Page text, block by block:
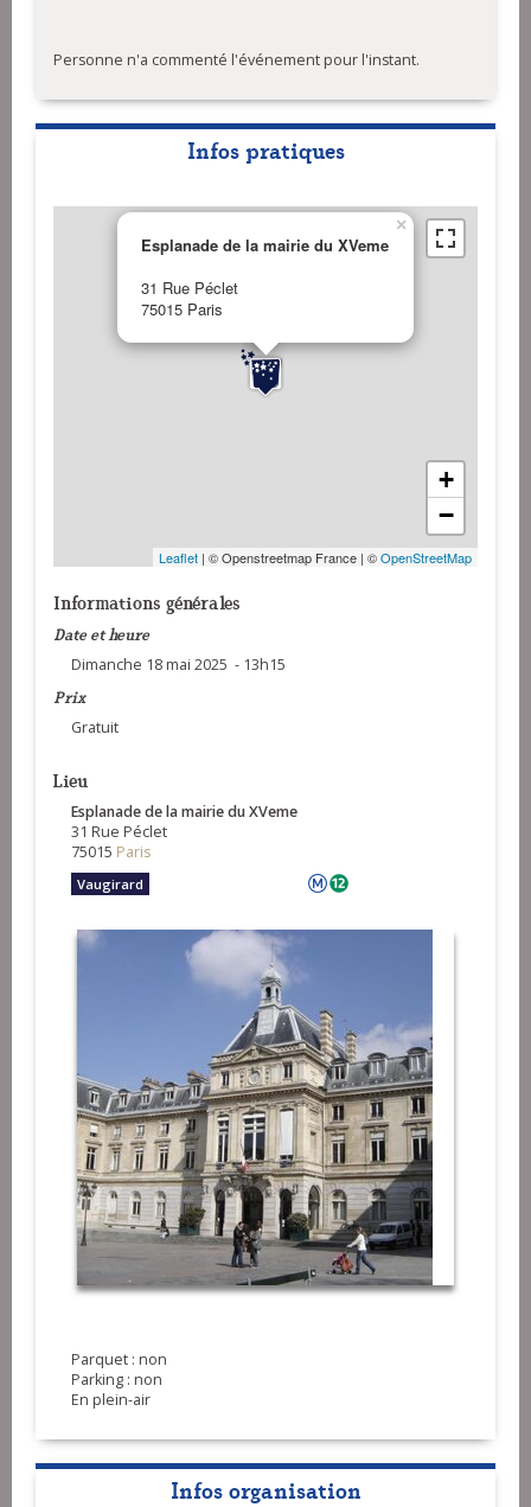
Personne n'a commenté l'événement pour l'instant.
Infos pratiques
Esplanade de la mairie du XVeme
31 Rue Péclet
75015 Paris
×
+
−
Leaflet | © Openstreetmap France | ©OpenStreetMap
Informations générales
Date et heure
Dimanche 18 mai 2025 - 13h15
Prix
Gratuit
Lieu
Esplanade de la mairie du XVeme
31 Rue Péclet
75015 Paris
Vaugirard
Parquet : non
Parking : non
En plein-air
Infos organisation